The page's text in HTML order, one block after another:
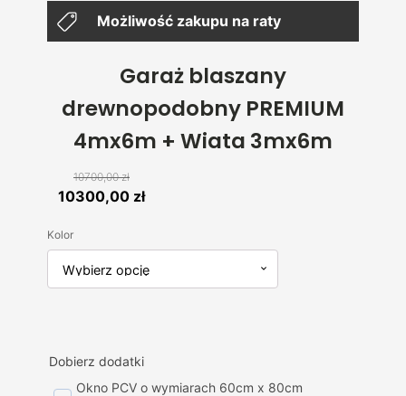
Możliwość zakupu na raty
Garaż blaszany
drewnopodobny PREMIUM
4mx6m + Wiata 3mx6m
10700,00zł
Pierwotna
wynosiła:
10700,00 zł.
10300,00 złAktualna
10300,00 zł.
Kolor
Dobierz dodatki
Okno PCV o wymiarach 60cm x 80cm